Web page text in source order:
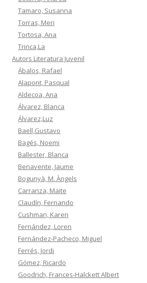
Tamaro, Susanna
Torras, Meri
Tortosa, Ana
Trinca,La
Autors Literatura Juvenil
Ábalos, Rafael
Alapont, Pasqual
Aldecoa, Ana
Álvarez, Blanca
Álvarez,Luz
Baell,Gustavo
Bagés, Noemi
Ballester, Blanca
Benavente, Jaume
Bogunyà, M. Àngels
Carranza, Maite
Claudín, Fernando
Cushman, Karen
Fernández, Loren
Fernández-Pacheco, Miguel
Ferrés, Jordi
Gómez, Ricardo
Goodrich, Frances-Halckett Albert